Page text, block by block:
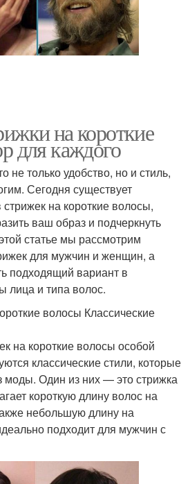
на короткие
для каждого
не только удобство, но и стиль,
Сегодня существует
на короткие волосы,
ваш образ и подчеркнуть
статье мы рассмотрим
для мужчин и женщин, а
подходящий вариант в
лица и типа волос.
волосы Классические
на короткие волосы особой
классические стили, которые
моды. Один из них — это стрижка
короткую длину волос на
небольшую длину на
подходит для мужчин с